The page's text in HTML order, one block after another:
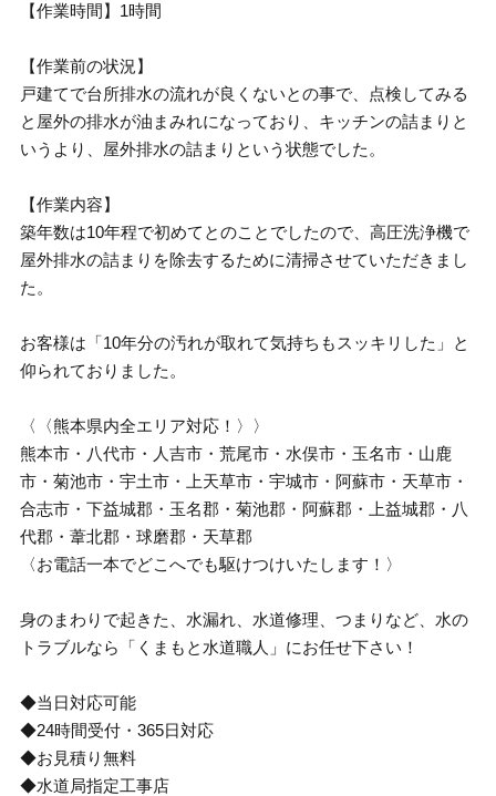
【作業時間】1時間
【作業前の状況】
戸建てで台所排水の流れが良くないとの事で、点検してみる
と屋外の排水が油まみれになっており、キッチンの詰まりと
いうより、屋外排水の詰まりという状態でした。
【作業内容】
築年数は10年程で初めてとのことでしたので、高圧洗浄機で
屋外排水の詰まりを除去するために清掃させていただきまし
た。
お客様は「10年分の汚れが取れて気持ちもスッキリした」と
仰られておりました。
〈〈熊本県内全エリア対応！〉〉
熊本市・八代市・人吉市・荒尾市・水俣市・玉名市・山鹿
市・菊池市・宇土市・上天草市・宇城市・阿蘇市・天草市・
合志市・下益城郡・玉名郡・菊池郡・阿蘇郡・上益城郡・八
代郡・葦北郡・球磨郡・天草郡
〈お電話一本でどこへでも駆けつけいたします！〉
身のまわりで起きた、水漏れ、水道修理、つまりなど、水の
トラブルなら「くまもと水道職人」にお任せ下さい！
◆当日対応可能
◆24時間受付・365日対応
◆お見積り無料
◆水道局指定工事店